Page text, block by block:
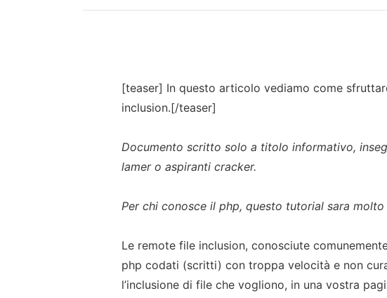
[teaser] In questo articolo vediamo come
inclusion.[/teaser]
Documento scritto solo a titolo informativo,
lamer o aspiranti cracker.
Per chi conosce il php, questo tutorial sara
Le remote file inclusion, conosciute
php codati (scritti) con troppa velocità e non
l’inclusione di file che vogliono, in una vostra